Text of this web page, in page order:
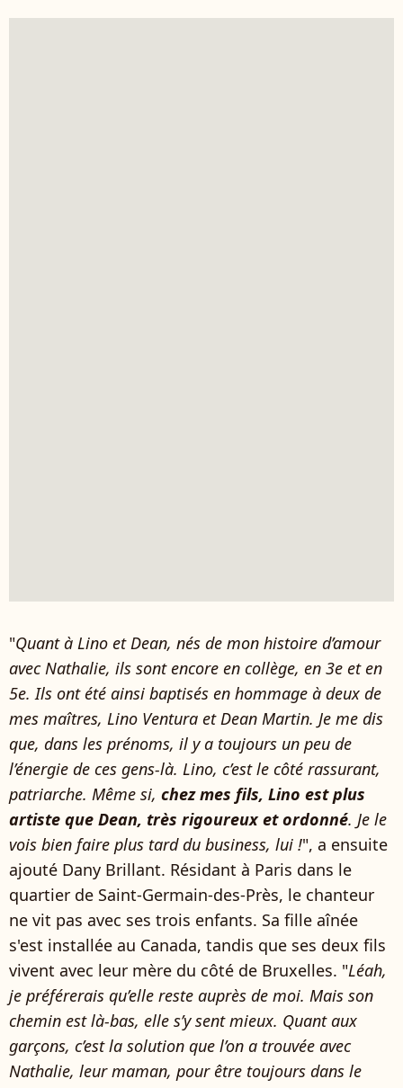
"Quant à Lino et Dean, nés de mon histoire d’amour
avec Nathalie, ils sont encore en collège, en 3e et en
5e. Ils ont été ainsi baptisés en hommage à deux de
mes maîtres, Lino Ventura et Dean Martin. Je me dis
que, dans les prénoms, il y a toujours un peu de
l’énergie de ces gens-là. Lino, c’est le côté rassurant,
patriarche. Même si, chez mes fils, Lino est plus
artiste que Dean, très rigoureux et ordonné. Je le
vois bien faire plus tard du business, lui !", a ensuite
ajouté Dany Brillant. Résidant à Paris dans le
quartier de Saint-Germain-des-Près, le chanteur
ne vit pas avec ses trois enfants. Sa fille aînée
s'est installée au Canada, tandis que ses deux fils
vivent avec leur mère du côté de Bruxelles. "Léah,
je préférerais qu’elle reste auprès de moi. Mais son
chemin est là-bas, elle s’y sent mieux. Quant aux
garçons, c’est la solution que l’on a trouvée avec
Nathalie, leur maman, pour être toujours dans le